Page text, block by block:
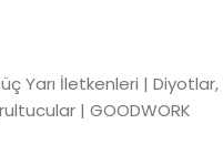
Yarı İletkenleri | Diyotlar,
| GOODWORK